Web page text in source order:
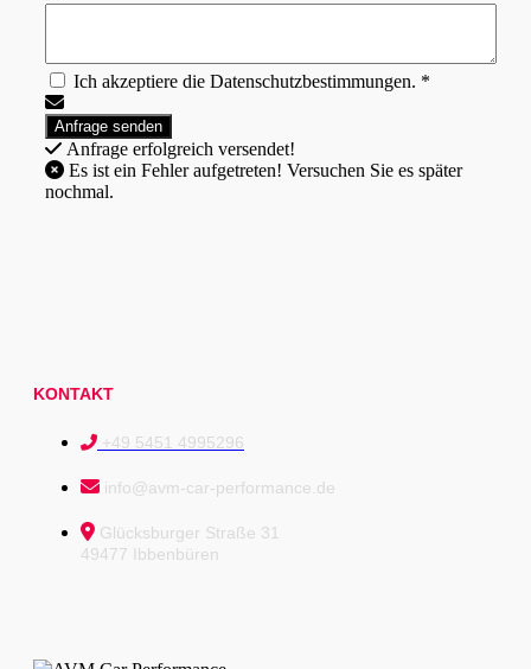
Ich akzeptiere die Datenschutzbestimmungen. *
Anfrage erfolgreich versendet!
nochmal.
KONTAKT
+49 5451 4995296
info@avm-car-performance.de
Glücksburger Straße 31
49477 Ibbenbüren